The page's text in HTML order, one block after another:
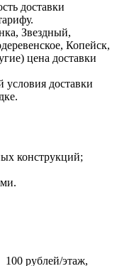
доставки
Звездный,
Копейск,
цена доставки
условия доставки
конструкций;
100 рублей/этаж,